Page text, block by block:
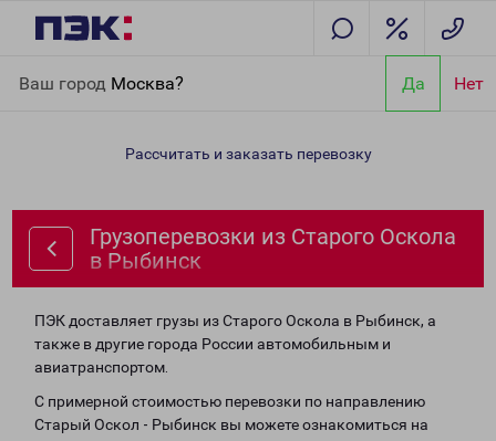
Ваш город Москва? Да Нет
Рыбинск
Рассчитать и заказать перевозку
Грузоперевозки из Старого Оскола
в Рыбинск
ПЭК доставляет грузы из Старого Оскола в Рыбинск, а
также в другие города России автомобильным и
авиатранспортом.
С примерной стоимостью перевозки по направлению
Старый Оскол - Рыбинск вы можете ознакомиться на